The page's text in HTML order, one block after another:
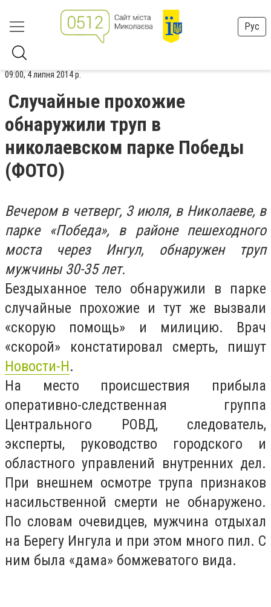
Рус
09:00, 4 липня 2014 р.
Случайные прохожие
обнаружили труп в
николаевском парке Победы
(ФОТО)
Вечером в четверг, 3 июля, в Николаеве, в
парке «Победа», в районе пешеходного
моста через Ингул, обнаружен труп
мужчины 30-35 лет.
Бездыханное тело обнаружили в парке
случайные прохожие и тут же вызвали
«скорую помощь» и милицию. Врач
«скорой» констатировал смерть, пишут
Новости-Н.
На место происшествия прибыла
оперативно-следственная группа
Центрального РОВД, следователь,
эксперты, руководство городского и
областного управлений внутренних дел.
При внешнем осмотре трупа признаков
насильственной смерти не обнаружено.
По словам очевидцев, мужчина отдыхал
на Берегу Ингула и при этом много пил. С
ним была «дама» бомжеватого вида.